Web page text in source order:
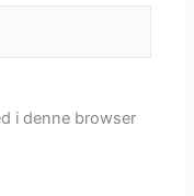
i denne browser